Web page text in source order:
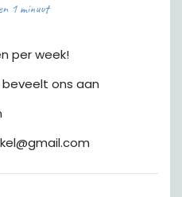
1 minuut
per week!
beveelt ons aan